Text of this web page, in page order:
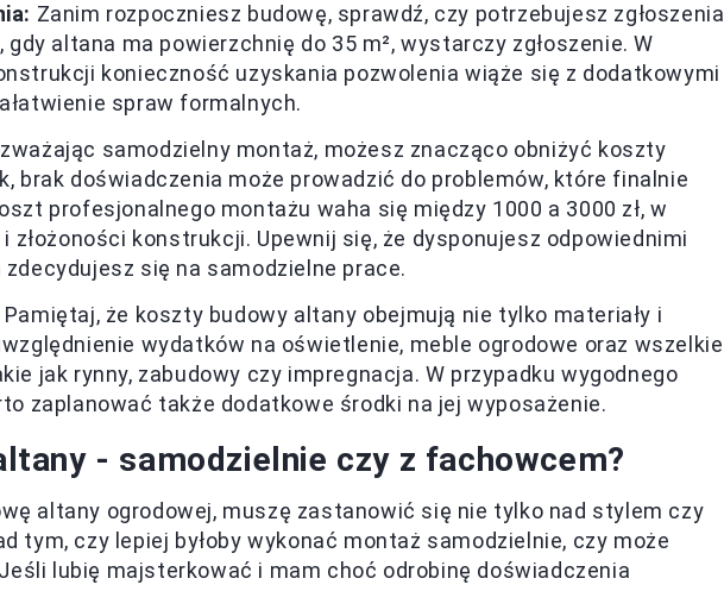
Zanim rozpoczniesz budowę, sprawdź, czy potrzebujesz zgłoszenia
gdy altana ma powierzchnię do 35 m², wystarczy zgłoszenie. W
konieczność uzyskania pozwolenia wiąże się z dodatkowymi
spraw formalnych.
samodzielny montaż, możesz znacząco obniżyć koszty
brak doświadczenia może prowadzić do problemów, które finalnie
profesjonalnego montażu waha się między 1000 a 3000 zł, w
złożoności konstrukcji. Upewnij się, że dysponujesz odpowiednimi
się na samodzielne prace.
Pamiętaj, że koszty budowy altany obejmują nie tylko materiały i
wydatków na oświetlenie, meble ogrodowe oraz wszelkie
jak rynny, zabudowy czy impregnacja. W przypadku wygodnego
zaplanować także dodatkowe środki na jej wyposażenie.
- samodzielnie czy z fachowcem?
altany ogrodowej, muszę zastanowić się nie tylko nad stylem czy
tym, czy lepiej byłoby wykonać montaż samodzielnie, czy może
lubię majsterkować i mam choć odrobinę doświadczenia